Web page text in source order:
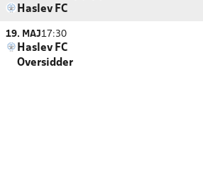
Haslev FC
19. MAJ17:30
Haslev FC
Oversidder